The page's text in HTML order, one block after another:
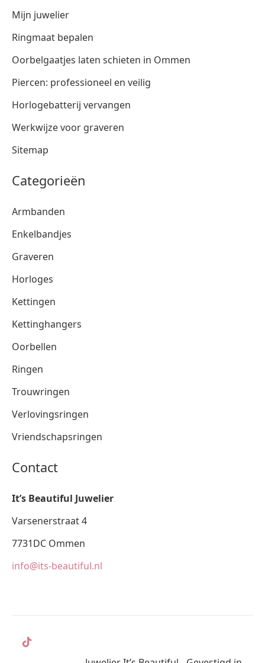
Mijn juwelier
Ringmaat bepalen
Oorbelgaatjes laten schieten in Ommen
Piercen: professioneel en veilig
Horlogebatterij vervangen
Werkwijze voor graveren
Sitemap
Categorieën
Armbanden
Enkelbandjes
Graveren
Horloges
Kettingen
Kettinghangers
Oorbellen
Ringen
Trouwringen
Verlovingsringen
Vriendschapsringen
Contact
It’s Beautiful Juwelier
Varsenerstraat 4
7731DC Ommen
info@its-beautiful.nl